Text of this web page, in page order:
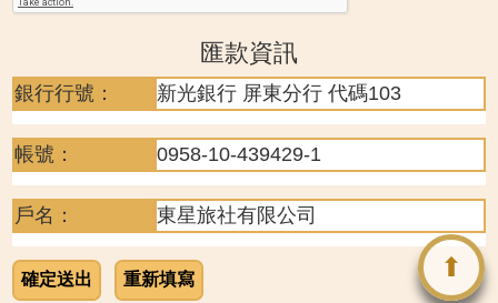
⬆
匯款資訊
銀行行號： 新光銀行 屏東分行 代碼103
帳號： 0958-10-439429-1
戶名： 東星旅社有限公司
確定送出 重新填寫